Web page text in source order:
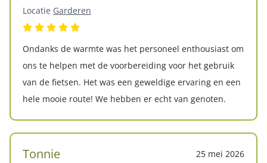
Locatie Garderen
Ondanks de warmte was het personeel enthousiast om
ons te helpen met de voorbereiding voor het gebruik
van de fietsen. Het was een geweldige ervaring en een
hele mooie route! We hebben er echt van genoten.
Tonnie 25 mei 2026